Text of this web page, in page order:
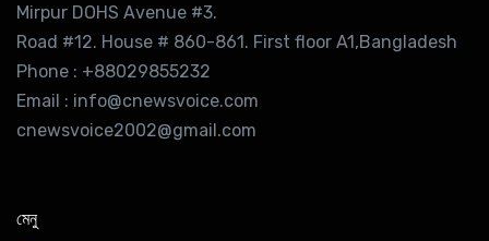
Mirpur DOHS Avenue #3.
Road #12. House # 860-861. First floor A1,Bangladesh
Phone : +88029855232
Email : info@cnewsvoice.com
cnewsvoice2002@gmail.com
মেনু